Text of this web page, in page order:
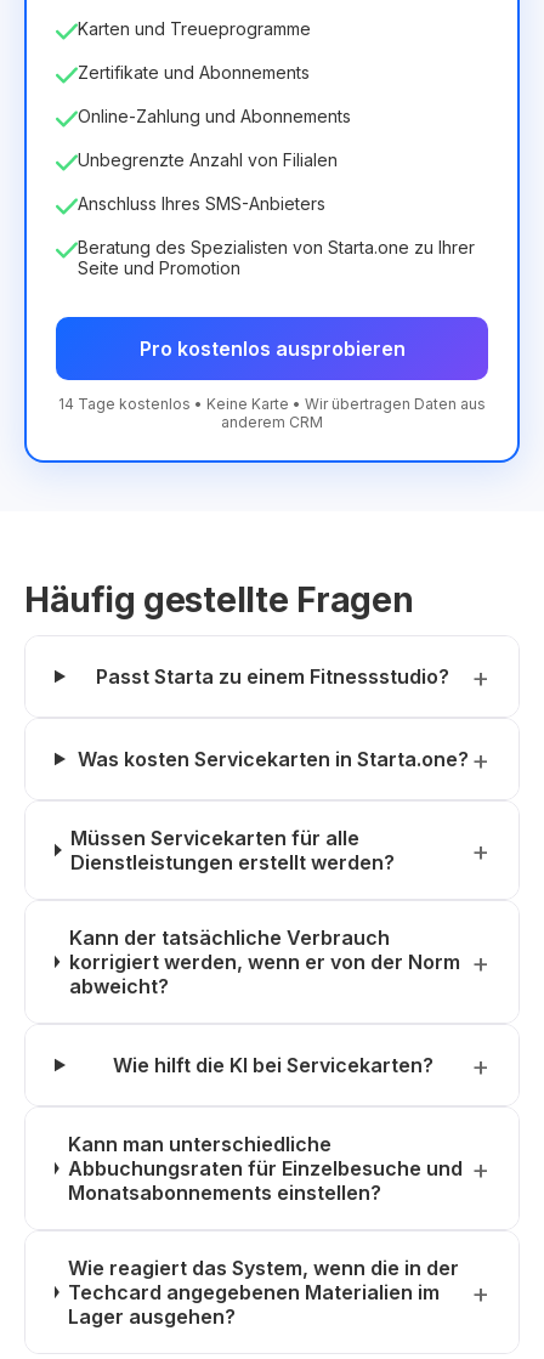
Karten und Treueprogramme
Zertifikate und Abonnements
Online-Zahlung und Abonnements
Unbegrenzte Anzahl von Filialen
Anschluss Ihres SMS-Anbieters
Beratung des Spezialisten von Starta.one zu Ihrer
Seite und Promotion
Pro kostenlos ausprobieren
14 Tage kostenlos • Keine Karte • Wir übertragen Daten aus
anderem CRM
Häufig gestellte Fragen
Passt Starta zu einem Fitnessstudio?
Was kosten Servicekarten in Starta.one?
Müssen Servicekarten für alle
Dienstleistungen erstellt werden?
Kann der tatsächliche Verbrauch
korrigiert werden, wenn er von der Norm
abweicht?
Wie hilft die KI bei Servicekarten?
Kann man unterschiedliche
Abbuchungsraten für Einzelbesuche und
Monatsabonnements einstellen?
Wie reagiert das System, wenn die in der
Techcard angegebenen Materialien im
Lager ausgehen?